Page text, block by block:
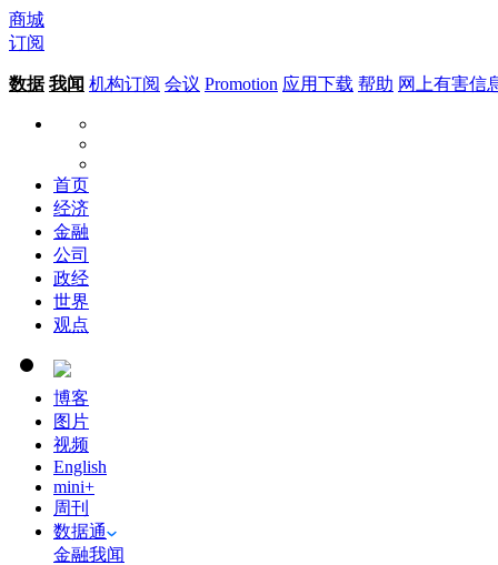
商城
订阅
数据 我闻 机构订阅 会议 Promotion 应用下载 帮助 网上有害信
首页
经济
金融
公司
政经
世界
观点
博客
图片
视频
English
mini+
周刊
数据通
金融我闻